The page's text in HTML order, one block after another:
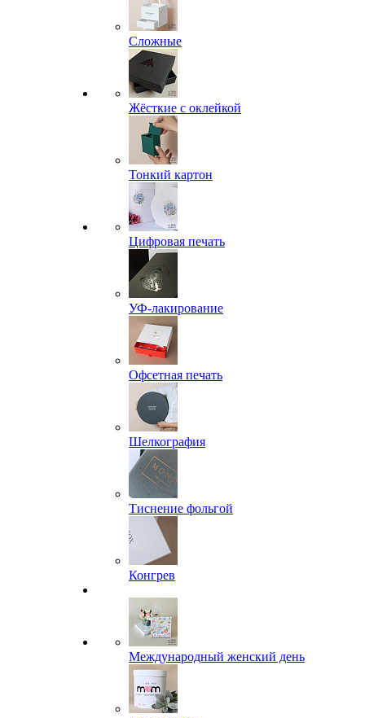
Сложные
Жёсткие с оклейкой
Тонкий картон
Цифровая печать
УФ-лакирование
Офсетная печать
Шелкография
Тиснение фольгой
Конгрев
Международный женский день